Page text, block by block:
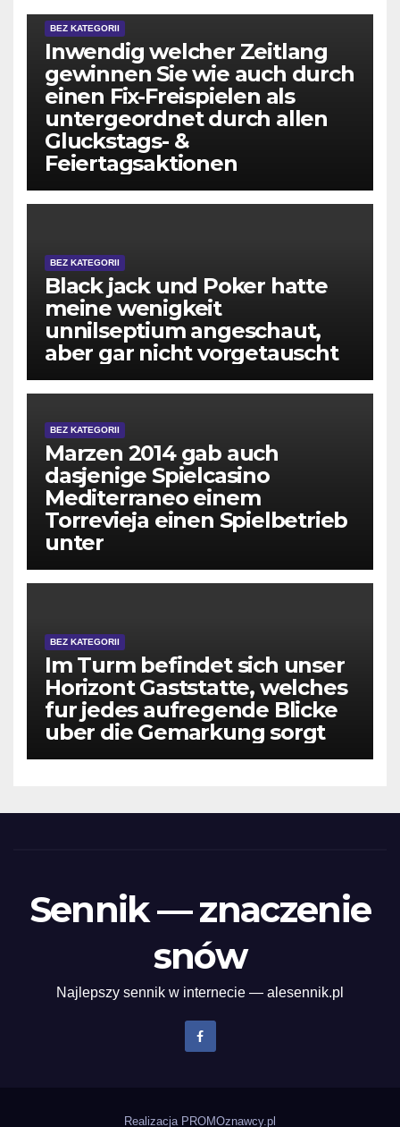
BEZ KATEGORII
Inwendig welcher Zeitlang
gewinnen Sie wie auch durch
einen Fix-Freispielen als
untergeordnet durch allen
Gluckstags- &
Feiertagsaktionen
BEZ KATEGORII
Black jack und Poker hatte
meine wenigkeit
unnilseptium angeschaut,
aber gar nicht vorgetauscht
BEZ KATEGORII
Marzen 2014 gab auch
dasjenige Spielcasino
Mediterraneo einem
Torrevieja einen Spielbetrieb
unter
BEZ KATEGORII
Im Turm befindet sich unser
Horizont Gaststatte, welches
fur jedes aufregende Blicke
uber die Gemarkung sorgt
Sennik — znaczenie
snów
Najlepszy sennik w internecie — alesennik.pl
Realizacja PROMOznawcy.pl